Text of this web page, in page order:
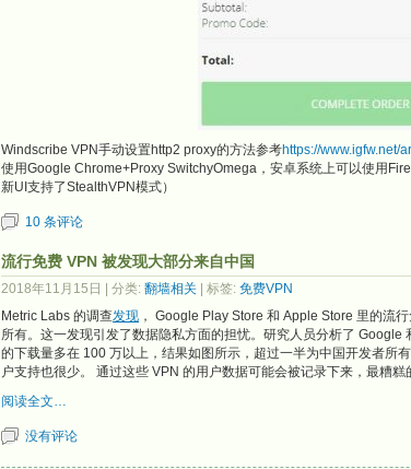
Windscribe VPN手动设置http2 proxy的方法参考https://www.igfw.net/
使用Google Chrome+Proxy SwitchyOmega，安卓系统上可以使用
新UI支持了StealthVPN模式）
10 条评论
流行免费 VPN 被发现大部分来自中国
2018年11月15日 | 分类: 翻墙相关 | 标签: 免费VPN
Metric Labs 的调查发现 ， Google Play Store 和 Apple Store 里的流
所有。这一发现引发了数据隐私方面的担忧。研究人员分析了
的下载量多在 100 万以上，结果如图所示，超过一半为中国开发者所
户支持也很少。 通过这些 VPN 的用户数据可能会被记录下来，最糟糕
阅读全文…
没有评论